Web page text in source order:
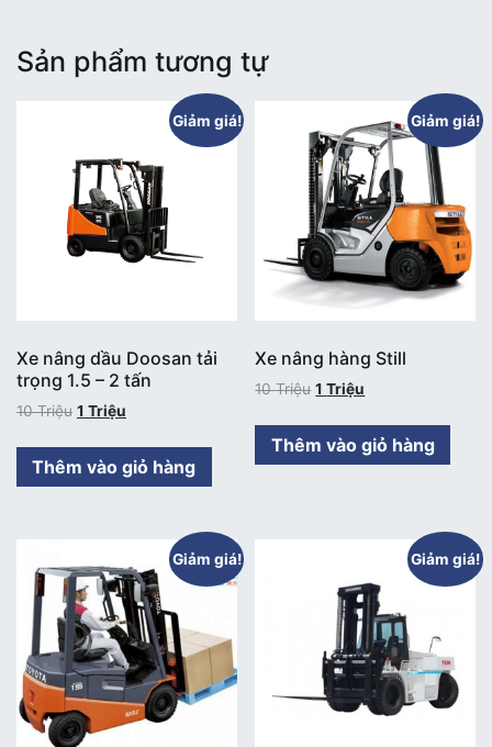
Sản phẩm tương tự
Giảm giá!
Xe nâng dầu Doosan tải
trọng 1.5 – 2 tấn
10Triệu 1 Triệu
Thêm vào giỏ hàng
Giảm giá!
Xe nâng hàng Still
10Triệu 1Triệu
Thêm vào giỏ hàng
Giảm giá! Giảm giá!